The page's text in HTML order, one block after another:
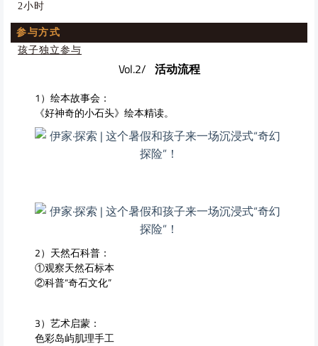
2小时
参与方式
孩子独立参与
Vol.2/ 活动流程
1）绘本故事会：
《好神奇的小石头》绘本精读。
2）天然石科普：
①观察天然石标本
②科普“奇石文化”
3）艺术启蒙：
色彩岛屿肌理手工